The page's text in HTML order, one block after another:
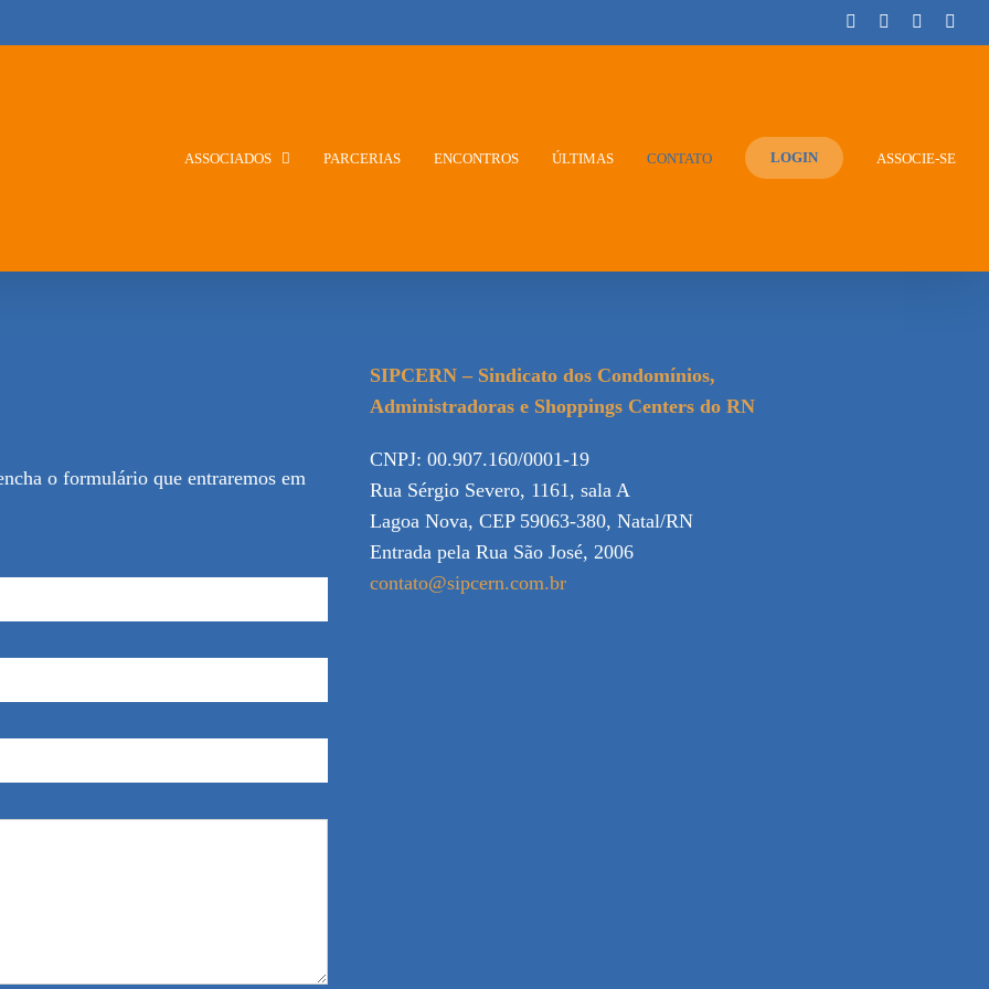
InstagramFacebook
Twitter
ASSOCIADOS PARCERIAS ENCONTROS ÚLTIMAS CONTATO LOGIN ASSOCIE-SE
o formulário que entraremos em
SIPCERN – Sindicato dos Condomínios,
Administradoras e Shoppings Centers do RN
CNPJ: 00.907.160/0001-19
Rua Sérgio Severo, 1161, sala A
Lagoa Nova, CEP 59063-380, Natal/RN
Entrada pela Rua São José, 2006
contato@sipcern.com.br